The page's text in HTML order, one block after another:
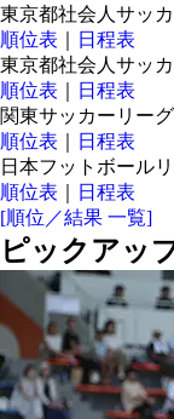
東京都社会人サッ
順位表
日程表
東京都社会人サッ
順位表
日程表
関東サッカーリーグ
順位表
日程表
日本フットボール
順位表
日程表
[順位／結果 一覧]
ピックアッ